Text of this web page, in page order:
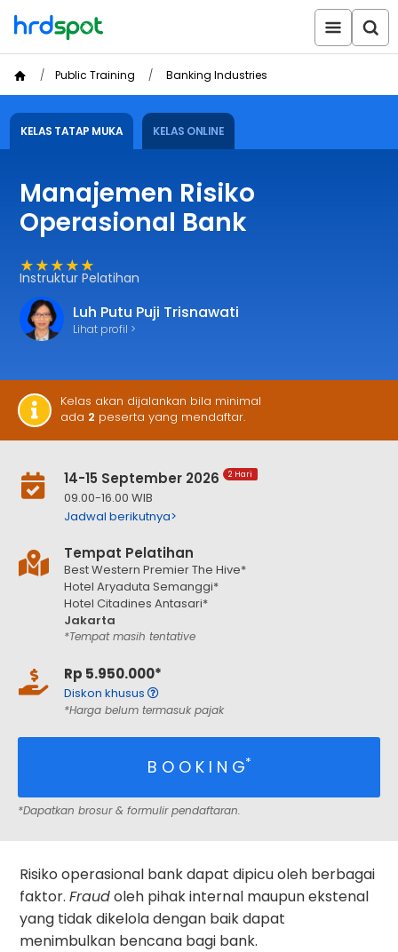
Public Training Banking Industries
KELAS TATAP MUKA KELAS ONLINE
Manajemen Risiko
Operasional Bank
★★★★★
Instruktur Pelatihan
Luh Putu Puji Trisnawati
Lihat profil >
Kelas akan dijalankan bila minimal
ada 2 peserta yang mendaftar.
14-15 September 2026 2 Hari
09.00-16.00 WIB
Jadwal berikutnya>
Tempat Pelatihan
Best Western Premier The Hive*
Hotel Aryaduta Semanggi*
Hotel Citadines Antasari*
Jakarta
*Tempat masih tentative
Rp 5.950.000*
Diskon khusus
*Harga belum termasuk pajak
B O O K I N G*
*Dapatkan brosur & formulir pendaftaran.
Risiko operasional bank dapat dipicu oleh berbagai
faktor.Fraudoleh pihak internal maupun ekstenal
yang tidak dikelola dengan baik dapat
menimbulkan bencana bagi bank.